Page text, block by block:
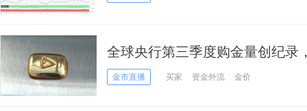
全球央行第三季度购金量创纪录
储转向！
金市直播 买家 资金外流 金价